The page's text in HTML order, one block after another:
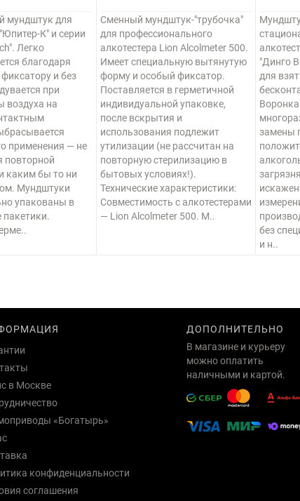
мундштук для
К" и серии
Легко
благодаря
и без
при
воздуха на
применения — не
повторной
каким бы то ни
Мундштуки
упакованы в
пакетики.
Сменный мундштук-"трубочка"
для профессионального
алкотестера Lion Alcolmeter 500.
Имеет специальную вытянутую
форму и особый фиксатор.
Поставляется в герметичной
индивидуальной упаковке,
после вскрытия и
использования подлежит
утилизации (не рассчитан на
повторную стерилизацию в
бытовых условиях!).
Технические характеристики:
Совместимость с алкотестерами
— Lion Alcolmeter 500. М..
"Динго
для
Воронка
замены
без
и н..
в Москве
«Богатырь»
конфиденциальности
соглашения
ДОПОЛНИТЕЛЬНО
В магазине и курьеру
можно оплатить
наличными и картой.